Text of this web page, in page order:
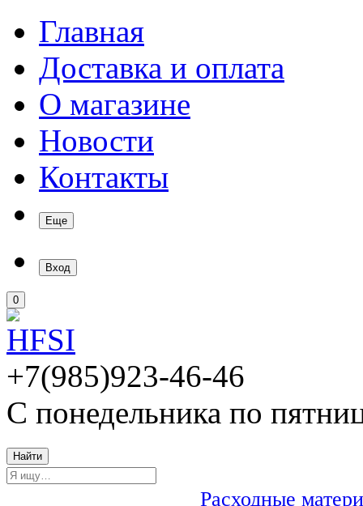
Главная
Доставка и оплата
О магазине
Новости
Контакты
Еще
Вход
0
+7(985)923-46-46
С понедельника по
Найти
Расходные